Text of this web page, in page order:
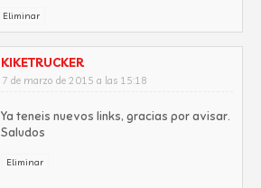
Eliminar
KIKETRUCKER
7 de marzo de 2015 a las 15:18
Ya teneis nuevos links, gracias por avisar.
Saludos
Eliminar